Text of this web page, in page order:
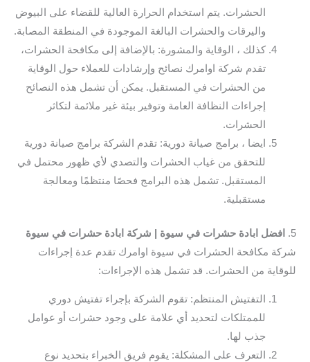
الحشرات. يتم استخدام الحرارة العالية للقضاء على البيوض
واليرقات والحشرات البالغة الموجودة في المنطقة المصابة.
كذلك ، الوقاية والمشورة: بالإضافة إلى مكافحة الحشرات،
تقدم شركة اوامرك نصائح وإرشادات للعملاء حول الوقاية
من الحشرات في المستقبل. يمكن أن تشمل هذه النصائح
إجراءات النظافة العامة وتوفير بيئة غير ملائمة لتكاثر
الحشرات.
ايضا ، برامج صيانة دورية: تقدم الشركة برامج صيانة دورية
للتحقق من غياب الحشرات والتصدي لأي ظهور محتمل في
المستقبل. تشمل هذه البرامج فحصًا منتظمًا ومعالجة
مستقبلية.
5.
افضل ابادة حشرات في سيوة | شركة ابادة حشرات في سيوة
شركة مكافحة الحشرات في سيوة اوامرك تقدم عدة إجراءات
للوقاية من الحشرات. قد تشمل هذه الإجراءات:
التفتيش المنتظم: تقوم الشركة بإجراء تفتيش دوري
للممتلكات لتحديد أي علامة على وجود حشرات أو عوامل
جذب لها.
التعرف على المشكلة: يقوم فريق الخبراء بتحديد نوع